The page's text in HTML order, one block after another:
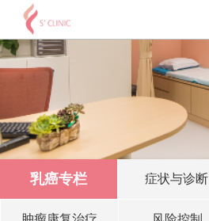
乳癌专栏 症状与诊断